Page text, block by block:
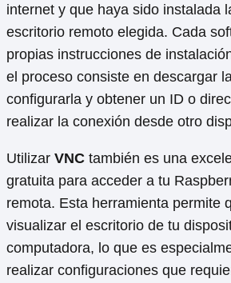
internet y que haya sido instalada
escritorio remoto elegida. Cada
propias instrucciones de
el proceso consiste en descargar
configurarla y obtener un ID o
realizar la conexión desde otro
Utilizar VNC también es una
gratuita para acceder a tu
remota. Esta herramienta permite
visualizar el escritorio de tu
computadora, lo que es
realizar configuraciones que